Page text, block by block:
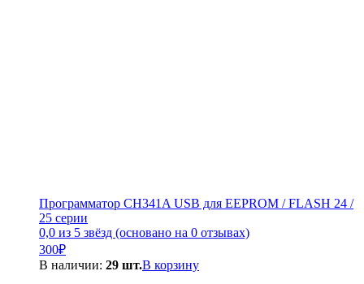
Программатор CH341A USB для EEPROM / FLASH 24 /
25 серии
0,0 из 5 звёзд (основано на 0 отзывах)
300₽
В наличии: 29 шт.В корзину